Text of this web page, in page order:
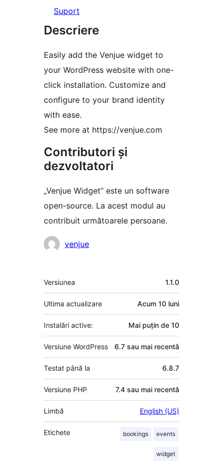
Suport
Descriere
Easily add the Venjue widget to
your WordPress website with one-
click installation. Customize and
configure to your brand identity
with ease.
See more at https://venjue.com
Contributori și
dezvoltatori
„Venjue Widget” este un software
open-source. La acest modul au
contribuit următoarele persoane.
Contributori
venjue
Meta
Versiunea 1.1.0
Ultima actualizare Acum 10 luni
Instalări active: Mai puțin de 10
Versiune WordPress 6.7 sau mai recentă
Testat până la 6.8.7
Versiune PHP 7.4 sau mai recentă
Limbă English (US)
Etichete bookings events
widget